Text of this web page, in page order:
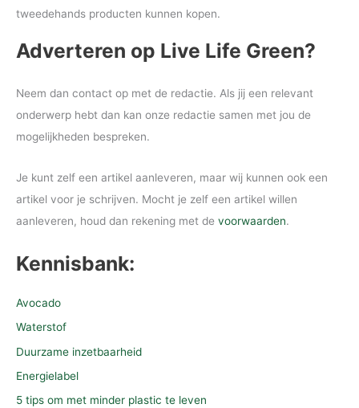
tweedehands producten kunnen kopen.
Adverteren op Live Life Green?
Neem dan contact op met de redactie. Als jij een relevant
onderwerp hebt dan kan onze redactie samen met jou de
mogelijkheden bespreken.
Je kunt zelf een artikel aanleveren, maar wij kunnen ook een
artikel voor je schrijven. Mocht je zelf een artikel willen
aanleveren, houd dan rekening met de voorwaarden.
Kennisbank:
Avocado
Waterstof
Duurzame inzetbaarheid
Energielabel
5 tips om met minder plastic te leven